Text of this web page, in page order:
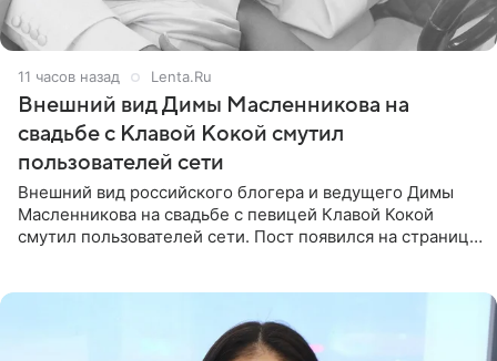
11 часов назад Lenta.Ru
Внешний вид Димы Масленникова на
свадьбе с Клавой Кокой смутил
пользователей сети
Внешний вид российского блогера и ведущего Димы
Масленникова на свадьбе с певицей Клавой Кокой
смутил пользователей сети. Пост появился на странице